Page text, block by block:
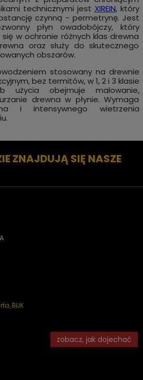
technicznymi jest XIREIN, który
czynną - permetrynę. Jest
płyn owadobójczy, który
w ochronie różnych klas drewna
oraz służy do skutecznego
obszarów.
stosowany na drewnie
bez termitów, w 1, 2 i 3 klasie
użycia obejmuje malowanie,
drewna w płynie. Wymaga
i intensywnego wietrzenia
ZNAJDUJĄ SIĘ NASZE
BLIK
zobacz, jak dojechać